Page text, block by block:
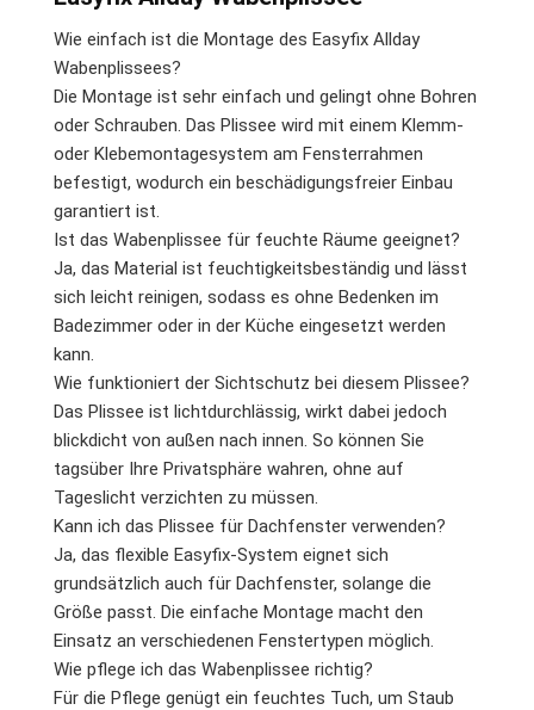
Wie einfach ist die Montage des Easyfix Allday
Wabenplissees?
Die Montage ist sehr einfach und gelingt ohne Bohren
oder Schrauben. Das Plissee wird mit einem Klemm-
oder Klebemontagesystem am Fensterrahmen
befestigt, wodurch ein beschädigungsfreier Einbau
garantiert ist.
Ist das Wabenplissee für feuchte Räume geeignet?
Ja, das Material ist feuchtigkeitsbeständig und lässt
sich leicht reinigen, sodass es ohne Bedenken im
Badezimmer oder in der Küche eingesetzt werden
kann.
Wie funktioniert der Sichtschutz bei diesem Plissee?
Das Plissee ist lichtdurchlässig, wirkt dabei jedoch
blickdicht von außen nach innen. So können Sie
tagsüber Ihre Privatsphäre wahren, ohne auf
Tageslicht verzichten zu müssen.
Kann ich das Plissee für Dachfenster verwenden?
Ja, das flexible Easyfix-System eignet sich
grundsätzlich auch für Dachfenster, solange die
Größe passt. Die einfache Montage macht den
Einsatz an verschiedenen Fenstertypen möglich.
Wie pflege ich das Wabenplissee richtig?
Für die Pflege genügt ein feuchtes Tuch, um Staub